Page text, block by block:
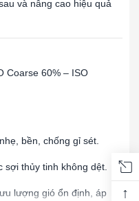
và nâng cao hiệu quả
Coarse 60% – ISO
bền, chống gỉ sét.
sợi thủy tinh không dệt.
lượng gió ổn định, áp
↑